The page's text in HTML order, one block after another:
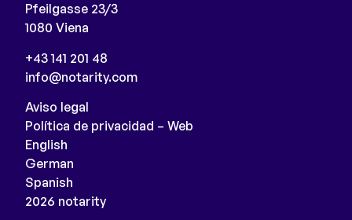
Pfeilgasse 23/3
1080 Viena
+43 141 201 48
info@notarity.com
2026 notarity
Aviso legal
Política de privacidad – Web
English
German
Spanish